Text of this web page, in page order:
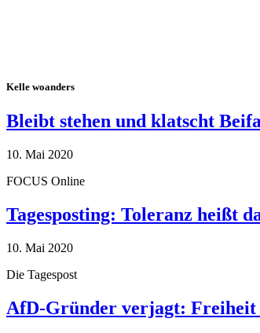
Kelle woanders
Bleibt stehen und klatscht
10. Mai 2020
FOCUS Online
Tagesposting: Toleranz heißt
10. Mai 2020
Die Tagespost
AfD-Gründer verjagt: